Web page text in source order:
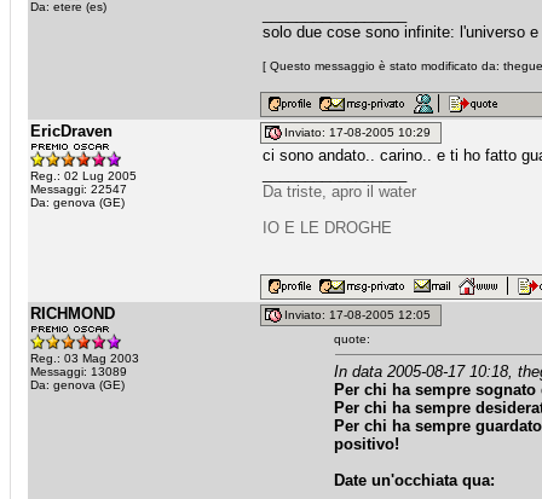
Da: etere (es)
solo due cose sono infinite: l'universo
[ Questo messaggio è stato modificato da:
EricDraven
Reg.: 02 Lug 2005
Messaggi: 22547
Da: genova (GE)
Inviato: 17-08-2005 10:29
ci sono andato.. carino.. e ti ho fatto
Da triste, apro il water
IO E LE DROGHE
RICHMOND
Reg.: 03 Mag 2003
Messaggi: 13089
Da: genova (GE)
Inviato: 17-08-2005 12:05
quote:
In data 2005-08-17 10:18,
Per chi ha sempre
Per chi ha sempre
Per chi ha sempre
positivo!
Date un'occhiata qua: